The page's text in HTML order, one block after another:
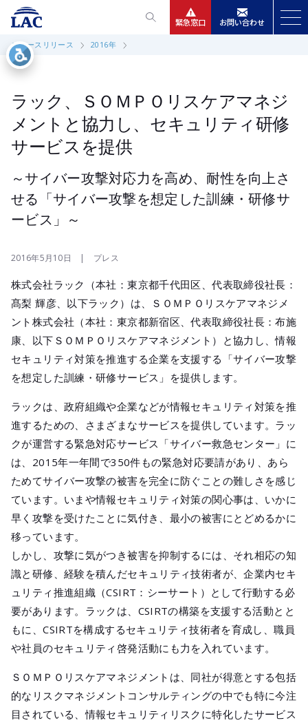
緊急窓口 お問い合わせ
ニュースリリース
会社情報
IR情報
メールマガ
公式SNS
ニュースリリース 2016年
ラック、ＳＯＭＰＯリスケアマネジ
メントと協力し、セキュリティ研修
サービスを提供
～サイバー攻撃対応力を高め、耐性を向上さ
せる「サイバー攻撃を想定した訓練・研修サ
ービス」～
2016年5月10日 | プレス
株式会社ラック（本社：東京都千代田区、代表取締役社長：
髙梨 輝彦、以下ラック）は、ＳＯＭＰＯリスケアマネジメ
ント株式会社（本社：東京都新宿区、代表取締役社長：布施
康、以下ＳＯＭＰＯリスケアマネジメント）と協力し、情報
セキュリティ対策を推進する企業を支援する「サイバー攻撃
を想定した訓練・研修サービス」を提供します。
ラックは、政府組織や企業などが情報セキュリティ対策を推
進するための、さまざまなサービスを提供しています。ラッ
クが運営する緊急対応サービス「サイバー救急センター」に
は、2015年一年間で350件もの緊急対応要請があり、あら
ためてサイバー攻撃の被害を完全に防ぐことの難しさを感じ
ています。いまや情報セキュリティ対策の関心事は、いかに
早く攻撃を受けたことに気付き、最小の被害にとどめるかに
移っています。
しかし、攻撃に気がつき被害を抑制するには、それ相応の知
識と研修、経験を積んだセキュリティ技術者が、企業内セキ
ュリティ推進組織（CSIRT：シーサート）として行動する必
要があります。ラックは、CSIRTの構築を支援する活動とと
もに、CSIRTを構成するセキュリティ技術者を育成し、職員
や社員のセキュリティ啓発活動にも力を入れています。
ＳＯＭＰＯリスケアマネジメントは、同社が得意とする包括
的なリスクマネジメントコンサルティングの中でも特に今注
目されている、情報セキュリティリスクに特化したサービス